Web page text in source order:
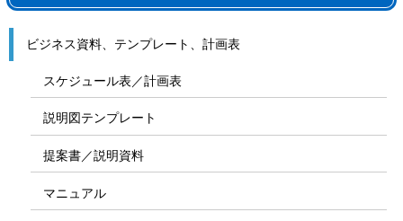
ビジネス資料、テンプレート、計画表
スケジュール表／計画表
説明図テンプレート
提案書／説明資料
マニュアル